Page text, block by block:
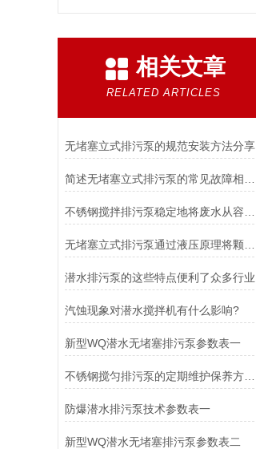
相关文章
RELATED ARTICLES
无堵塞立式排污泵的规范安装方法分享
无堵塞立式排污泵通过液压原理将颗粒物料和纤维带到泵体外
潜水排污泵的这些特点便利了众多行业
汽蚀现象对潜水搅拌机有什么影响?
新型WQ潜水无堵塞排污泵参数表一
不锈钢搅匀排污泵的定期维护保养方法分享
防爆潜水排污泵技术参数表一
新型WQ潜水无堵塞排污泵参数表二